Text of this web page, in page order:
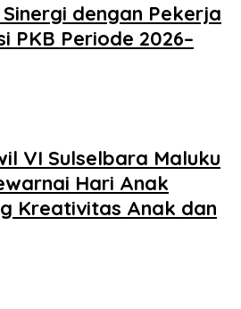
dengan Pekerja
PKB Periode 2026–
VI Sulselbara Maluku
Hari Anak
Kreativitas Anak dan